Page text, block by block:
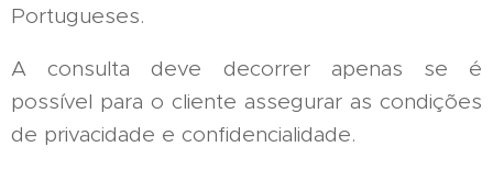
Portugueses.
A consulta deve decorrer apenas se é
possível para o cliente assegurar as condições
de privacidade e confidencialidade.